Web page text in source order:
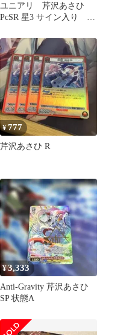
ユニアリ 芹沢あさひ
PcSR 星3 サイン入り ユ
¥777
芹沢あさひ R
¥3,333
Anti-Gravity 芹沢あさひ
SP 状態A